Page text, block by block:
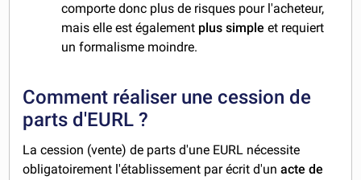
comporte donc plus de risques pour l'acheteur,
mais elle est également plus simple et requiert
un formalisme moindre.
Comment réaliser une cession de
parts d'EURL ?
La cession (vente) de parts d'une EURL nécessite
obligatoirement l'établissement par écrit d'unacte de